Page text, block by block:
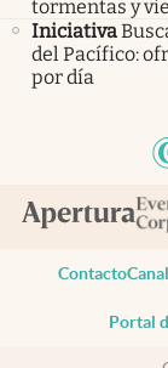
tormentas y
Iniciativa
del Pacífico:
por día
Contacto
Portal